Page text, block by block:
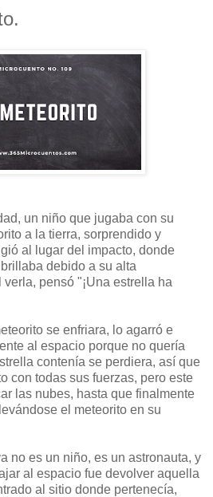
un niño que jugaba con su
a la tierra, sorprendido y
al lugar del impacto, donde
debido a su alta
pensó "¡Una estrella ha
se enfriara, lo agarró e
al espacio porque no quería
contenía se perdiera, así que
con todas sus fuerzas, pero este
las nubes, hasta que finalmente
el meteorito en su
no es un niño, es un astronauta, y
al espacio fue devolver aquella
al sitio donde pertenecía,